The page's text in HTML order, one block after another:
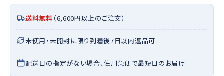
送料無料 （6,600円以上のご注文）
未使用・未開封に限り到着後7日以内返品可
配送日の指定がない場合、佐川急便で最短日のお届け